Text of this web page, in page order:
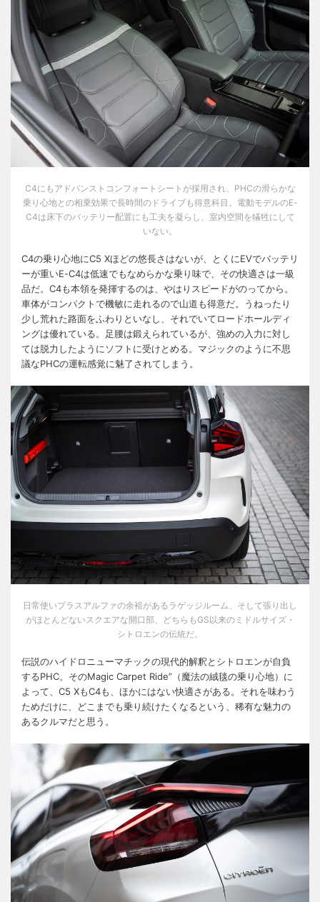
C4にもアドバンストコンフォートシートが採用され、 PHCの滑らかな
乗り心地との相乗効果で長時間のドライブも得意科目。電動モデルのE-
C4は床下のバッテリー配置にも工夫を凝らし、室内空間を犠牲にして
いない。
C4の乗り心地にC5 Xほどの悠長さはないが、とくにEVでバッテリ
ーが重いE-C4は低速でもなめらかな乗り味で、その快適さは一級
品だ。 C4も本領を発揮するのは、やはりスピードがのってから。
車体がコンパクトで機敏に走れるので山道も得意だ。うねったり
少し荒れた路面をふわりといなし、それでいてロードホールディ
ングは優れている。足腰は鍛えられているが、強めの入力に対し
ては脱力したようにソフトに受けとめる。マジックのように不思
議なPHCの運転感覚に魅了されてしまう。
日常使いプラスアルファの余裕があるラゲッジルーム、そして張り出し
がほとんどないスクエアな開口部、どちらもGS以来のミドルサイズ・
シトロエンの伝統だ。
伝説のハイドロニューマチックの現代的解釈とシトロエンが自負
するPHC。そのMagic Carpet Ride” （魔法の絨毯の乗り心地）に
よって、 C5 XもC4も、ほかにはない快適さがある。それを味わう
ためだけに、どこまでも乗り続けたくなるという、稀有な魅力の
あるクルマだと思う。